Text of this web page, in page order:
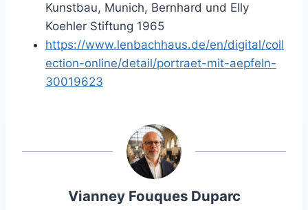
Kunstbau, Munich, Bernhard und Elly
Koehler Stiftung 1965
https://www.lenbachhaus.de/en/digital/coll
ection-online/detail/portraet-mit-aepfeln-
30019623
Vianney Fouques Duparc